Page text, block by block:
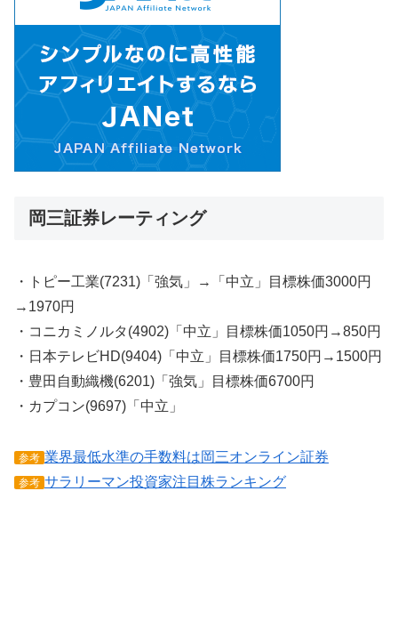
岡三証券レーティング
・トピー工業(7231)「強気」→「中立」目標株価3000円
→1970円
・コニカミノルタ(4902)「中立」目標株価1050円→850円
・日本テレビHD(9404)「中立」目標株価1750円→1500円
・豊田自動織機(6201)「強気」目標株価6700円
・カプコン(9697)「中立」
参考 業界最低水準の手数料は岡三オンライン証券
参考 サラリーマン投資家注目株ランキング